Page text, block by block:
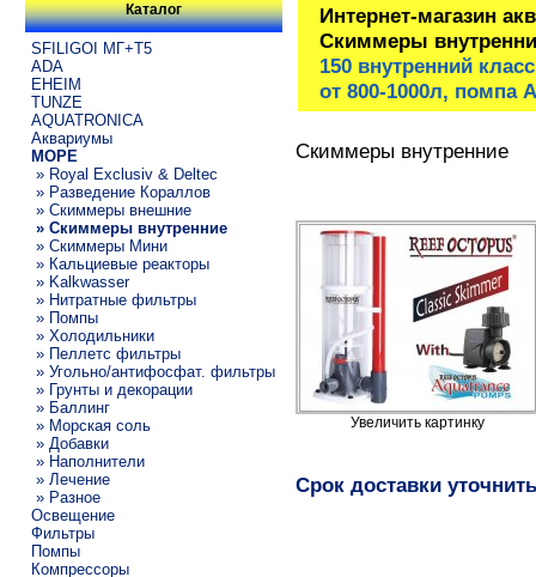
Каталог
SFILIGOI МГ+Т5
ADA
EHEIM
TUNZE
AQUATRONICA
Аквариумы
МОРЕ
» Royal Exclusiv & Deltec
» Разведение Кораллов
» Скиммеры внешние
» Скиммеры внутренние
» Скиммеры Мини
» Кальциевые реакторы
» Kalkwasser
» Нитратные фильтры
» Помпы
» Холодильники
» Пеллетс фильтры
» Угольно/антифосфат. фильтры
» Грунты и декорации
» Баллинг
» Морская соль
» Добавки
» Наполнители
» Лечение
» Разное
Освещение
Фильтры
Помпы
Компрессоры
Интернет-магазин
Скиммеры
150 внутренний
от 800-1000л, помпа
Скиммеры внутренние
Увеличить картинку
Срок доставки уточнить